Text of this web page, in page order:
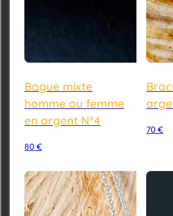
Bague mixte
homme ou femme
en argent N°4
80 €
70 €